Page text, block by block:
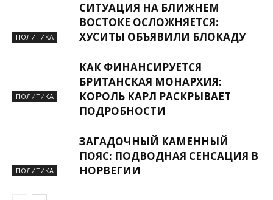
ПОЛИТИКА
СИТУАЦИЯ НА БЛИЖНЕМ
ВОСТОКЕ ОСЛОЖНЯЕТСЯ:
ХУСИТЫ ОБЪЯВИЛИ БЛОКАДУ
ПОЛИТИКА
КАК ФИНАНСИРУЕТСЯ
БРИТАНСКАЯ МОНАРХИЯ:
КОРОЛЬ КАРЛ РАСКРЫВАЕТ
ПОДРОБНОСТИ
ПОЛИТИКА
ЗАГАДОЧНЫЙ КАМЕННЫЙ
ПОЯС: ПОДВОДНАЯ СЕНСАЦИЯ В
НОРВЕГИИ